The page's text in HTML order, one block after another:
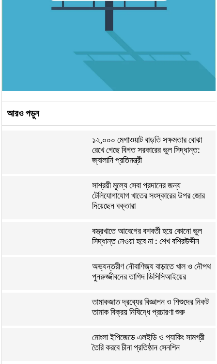
আরও পড়ুন
১২,০০০ মেগাওয়াট বাড়তি সক্ষমতার বোঝা
রেখে গেছে বিগত সরকারের ভুল সিদ্ধান্ত:
জ্বালানি প্রতিমন্ত্রী
সাশ্রয়ী মূল্যে সেবা প্রদানের জন্য
টেলিযোগাযোগ খাতের সংস্কারের উপর জোর
দিয়েছেন বক্তারা
বস্ত্রখাতে আবেগের বশবর্তী হয়ে কোনো ভুল
সিদ্ধান্ত নেওয়া হবে না : শেখ বশিরউদ্দীন
অভ্যন্তরীণ নৌবাণিজ্য বাড়াতে খাল ও নৌপথ
পুনরুজ্জীবনের তাগিদ ডিসিসিআইয়ের
তামাকজাত দ্রব্যের বিজ্ঞাপন ও শিশুদের নিকট
তামাক বিক্রয় নিষিদ্ধে প্রচারণা শুরু
মোংলা ইপিজেডে এলইডি ও প্যাকিং সামগ্রী
তৈরি করবে চীনা প্রতিষ্ঠান সেনশিন